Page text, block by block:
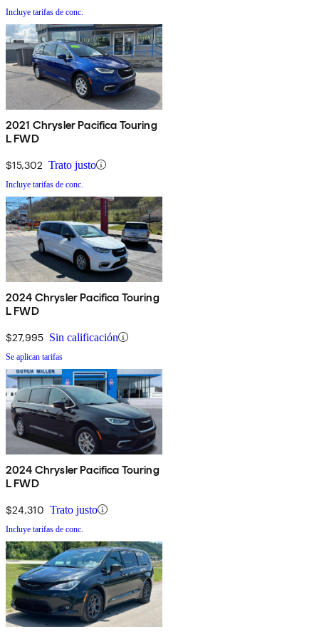
Incluye tarifas de conc.
2021 Chrysler Pacifica Touring
L FWD
$15,302 Trato justo
Incluye tarifas de conc.
2024 Chrysler Pacifica Touring
L FWD
$27,995 Sin calificación
Se aplican tarifas
2024 Chrysler Pacifica Touring
L FWD
$24,310 Trato justo
Incluye tarifas de conc.